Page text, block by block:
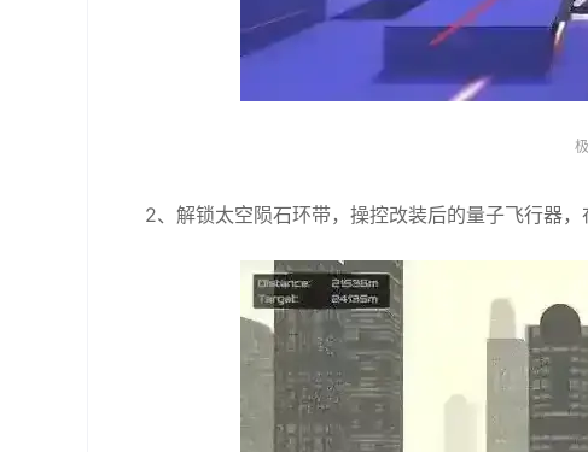
2、解锁太空陨石环带，操控改装后的量子飞行器，